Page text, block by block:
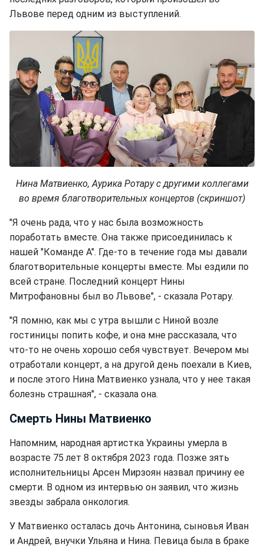
Львове перед одним из выступлений.
Нина Матвиенко, Аурика Ротару с другими коллегами
во время благотворительных концертов (скриншот)
"Я очень рада, что у нас была возможность
поработать вместе. Она также присоединилась к
нашей "Команде А". Где-то в течение года мы давали
благотворительные концерты вместе. Мы ездили по
всей стране. Последний концерт Нины
Митрофановны был во Львове", - сказала Ротару.
"Я помню, как мы с утра вышли с Ниной возле
гостиницы попить кофе, и она мне рассказала, что
что-то не очень хорошо себя чувствует. Вечером мы
отработали концерт, а на другой день поехали в Киев,
и после этого Нина Матвиенко узнала, что у нее такая
болезнь страшная", - сказала она.
Смерть Нины Матвиенко
Напомним, народная артистка Украины умерла в
возрасте 75 лет 8 октября 2023 года. Позже зять
исполнительницы Арсен Мирзоян назвал причину ее
смерти. В одном из интервью он заявил, что жизнь
звезды забрала онкология.
У Матвиенко осталась дочь Антонина, сыновья Иван
и Андрей, внучки Ульяна и Нина. Певица была в браке